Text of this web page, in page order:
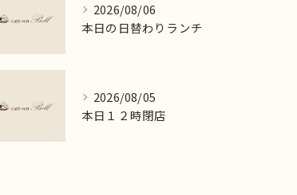
2026/08/06
本日の日替わりランチ
2026/08/05
本日１２時閉店